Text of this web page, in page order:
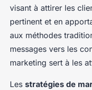
visant à attirer les
pertinent et en
aux méthodes
messages vers les
marketing sert à les
Les stratégies de